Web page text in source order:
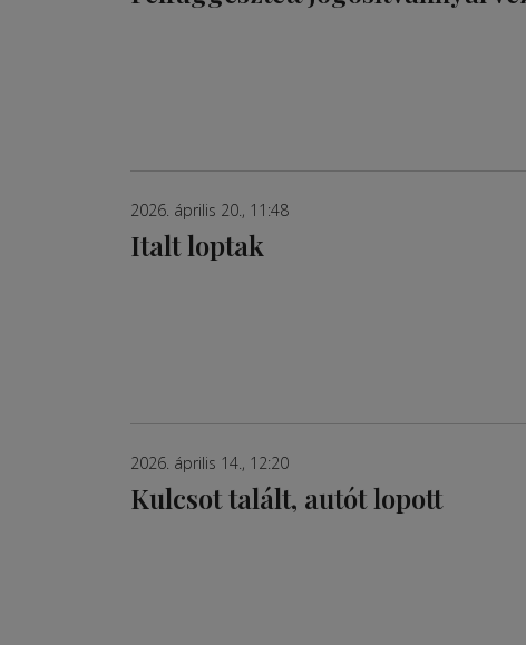
2026. április 20., 11:48
Italt loptak
2026. április 14., 12:20
Kulcsot talált, autót lopott